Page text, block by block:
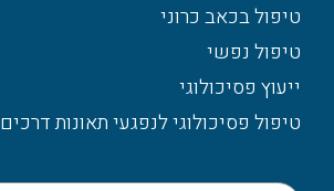
טיפול בכאב כרוני
טיפול נפשי
ייעוץ פסיכולוגי
טיפול פסיכולוגי לנפגעי תאונות דרכים